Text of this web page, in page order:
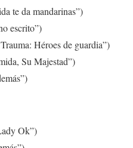
te da mandarinas”)
escrito”)
Héroes de guardia”)
Su Majestad”)
Ok”)